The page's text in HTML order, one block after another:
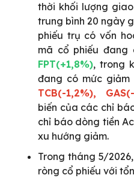
thời khối lượng
trung bình 20 ngày
phiếu trụ có vốn
mã cổ phiếu đang
FPT(+1,8%), trong
đang có mức giảm
TCB(-1,2%),
biến của các chỉ
chỉ báo dòng tiền
xu hướng giảm.
Trong tháng 5/
ròng cổ phiếu với